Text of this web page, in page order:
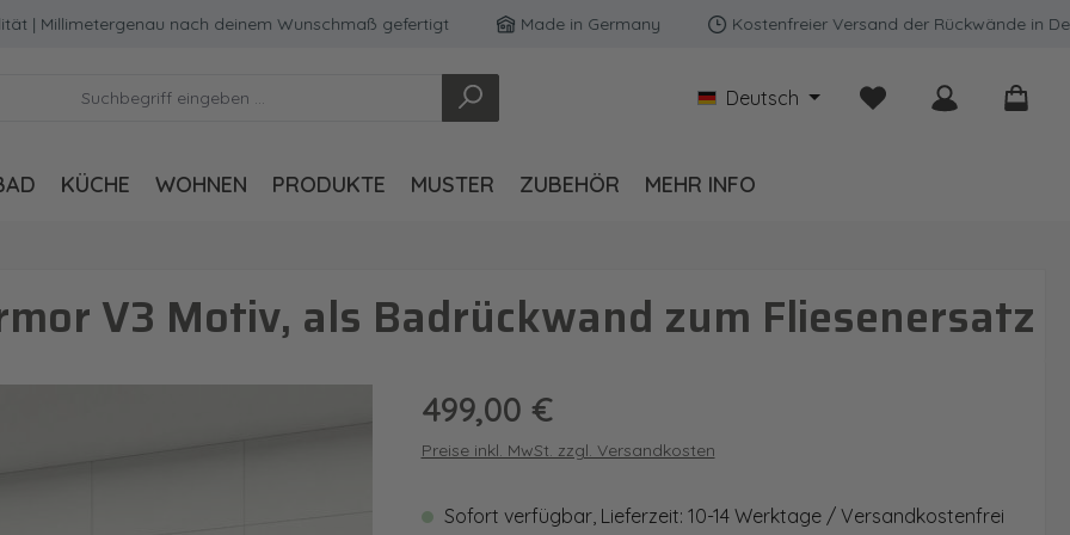
nach deinem Wunschmaß gefertigt Made in Germany Kostenfreier Versand der Rückwände in
Deutsch Du hast 0 Produkte
KÜCHE WOHNEN PRODUKTE MUSTER ZUBEHÖR MEHR INFO
V3 Motiv, als Badrückwand zum Fliesenersatz
Regulärer Preis:
499,00 €
Preise inkl. MwSt. zzgl. Versandkosten
Sofort verfügbar, Lieferzeit: 10-14 Werktage / Versandkostenfrei